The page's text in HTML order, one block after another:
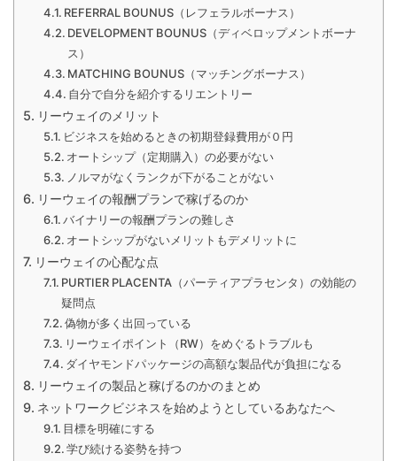
REFERRAL BOUNUS（レフェラルボーナス）
DEVELOPMENT BOUNUS（ディベロップメントボーナ
ス）
MATCHING BOUNUS（マッチングボーナス）
自分で自分を紹介するリエントリー
リーウェイのメリット
ビジネスを始めるときの初期登録費用が０円
オートシップ（定期購入）の必要がない
ノルマがなくランクが下がることがない
リーウェイの報酬プランで稼げるのか
バイナリーの報酬プランの難しさ
オートシップがないメリットもデメリットに
リーウェイの心配な点
PURTIER PLACENTA（パーティアプラセンタ）の効能の
疑問点
偽物が多く出回っている
リーウェイポイント（RW）をめぐるトラブルも
ダイヤモンドパッケージの高額な製品代が負担になる
リーウェイの製品と稼げるのかのまとめ
ネットワークビジネスを始めようとしているあなたへ
目標を明確にする
学び続ける姿勢を持つ